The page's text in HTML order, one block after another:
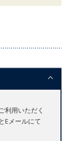
用いただく
Eメールにて